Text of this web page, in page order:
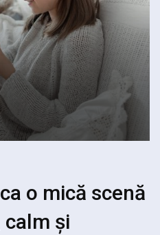
o mică scenă
și